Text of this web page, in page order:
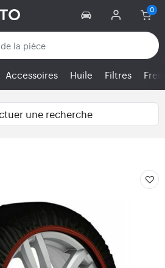
Accessoires Huile Filtres
une recherche